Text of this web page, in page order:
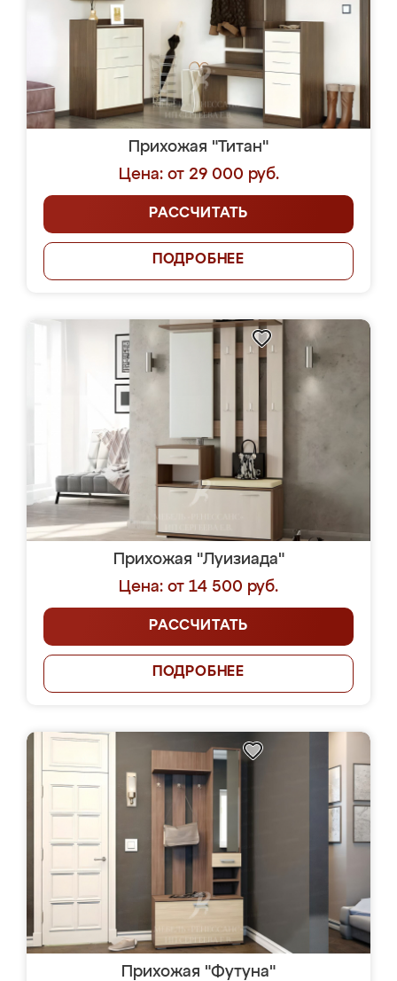
Прихожая "Титан"
Цена: от 29 000 руб.
РАССЧИТАТЬ
ПОДРОБНЕЕ
Прихожая "Луизиада"
Цена: от 14 500 руб.
РАССЧИТАТЬ
ПОДРОБНЕЕ
Прихожая "Футуна"